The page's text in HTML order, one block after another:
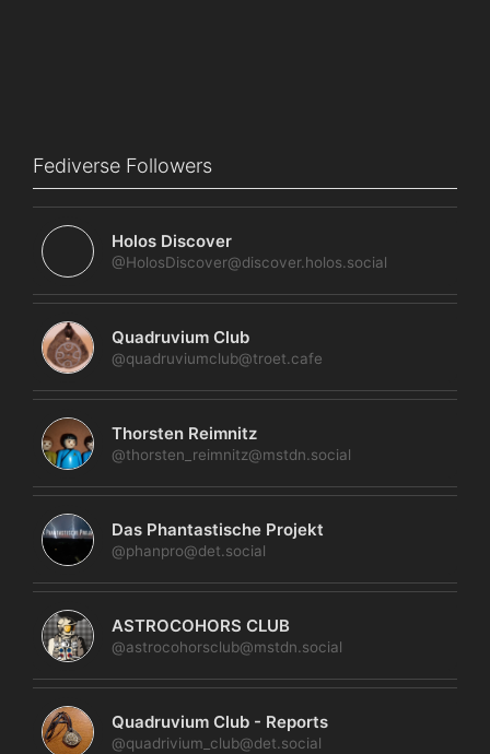
Fediverse Followers
Holos Discover
@HolosDiscover@discover.holos.social
Quadruvium Club
@quadruviumclub@troet.cafe
Thorsten Reimnitz
@thorsten_reimnitz@mstdn.social
Das Phantastische Projekt
@phanpro@det.social
ASTROCOHORS CLUB
@astrocohorsclub@mstdn.social
Quadruvium Club - Reports
@quadrivium_club@det.social